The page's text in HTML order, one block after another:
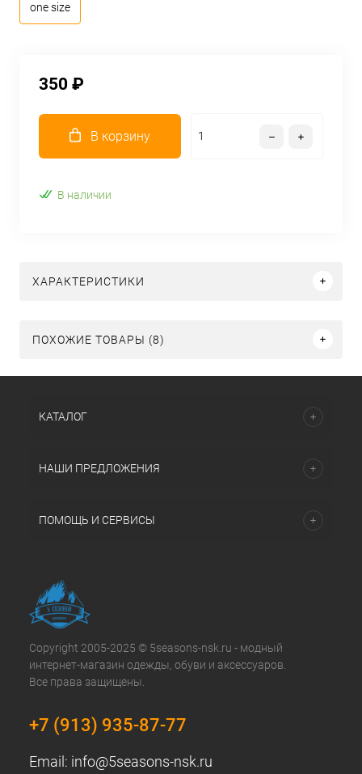
one size
350 ₽
В корзину
В наличии
ХАРАКТЕРИСТИКИ
ПОХОЖИЕ ТОВАРЫ (8)
КАТАЛОГ
НАШИ ПРЕДЛОЖЕНИЯ
ПОМОЩЬ И СЕРВИСЫ
Copyright 2005-2025 © 5seasons-nsk.ru - модный
интернет-магазин одежды, обуви и аксессуаров.
Все права защищены.
+7 (913) 935-87-77
Email: info@5seasons-nsk.ru